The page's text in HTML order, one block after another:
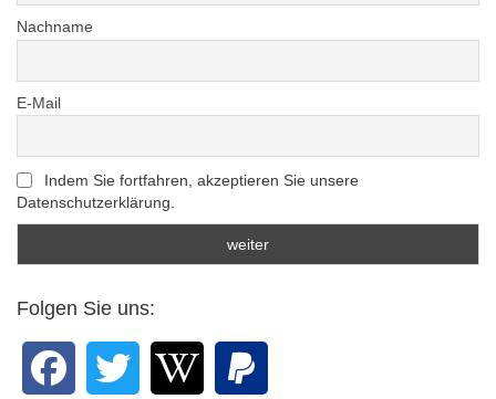
Nachname
E-Mail
Indem Sie fortfahren, akzeptieren Sie unsere
Datenschutzerklärung.
Folgen Sie uns: